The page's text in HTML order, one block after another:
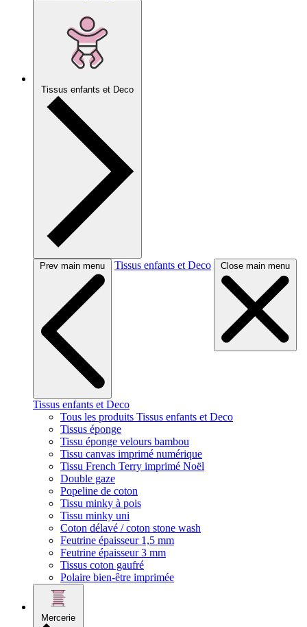
Tissus enfants et Deco
Prev main menu Tissus enfants et Deco Close main menu
Tissus enfants et Deco
Tous les produits Tissus enfants et Deco
Tissus éponge
Tissu éponge velours bambou
Tissu canvas imprimé numérique
Tissu French Terry imprimé Noël
Double gaze
Popeline de coton
Tissu minky à pois
Tissu minky uni
Coton délavé / coton stone wash
Feutrine épaisseur 1,5 mm
Feutrine épaisseur 3 mm
Tissus coton gaufré
Polaire bien-être imprimée
Mercerie